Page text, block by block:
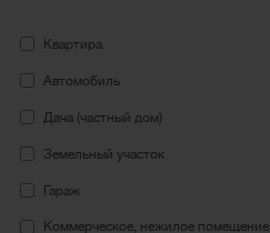
Квартира
Автомобиль
Дача (частный дом)
Земельный участок
Гараж
Коммерческое, нежилое помещение